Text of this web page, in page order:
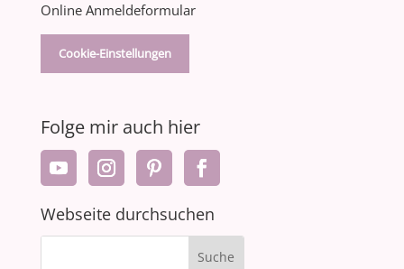
Online Anmeldeformular
Cookie-Einstellungen
Folge mir auch hier
Webseite durchsuchen